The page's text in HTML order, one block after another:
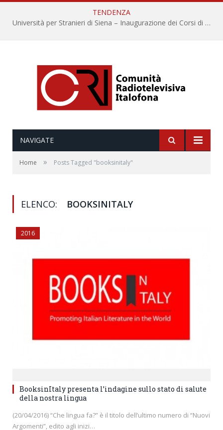
TENDENZA
Università per Stranieri di Siena – Inaugurazione dei Corsi di Lingua e Cultura Italiana, 109a annata
NAVIGATE
Home » Posts Tagged "booksinitaly"
ELENCO: BOOKSINITALY
2016
BooksinItaly presenta l’indagine sullo stato di salute
della nostra lingua
(20/04/2016) “Che lingua fa?” è il titolo dell’ultimo numero di “Nuovi
Argomenti”, edito agli inizi…